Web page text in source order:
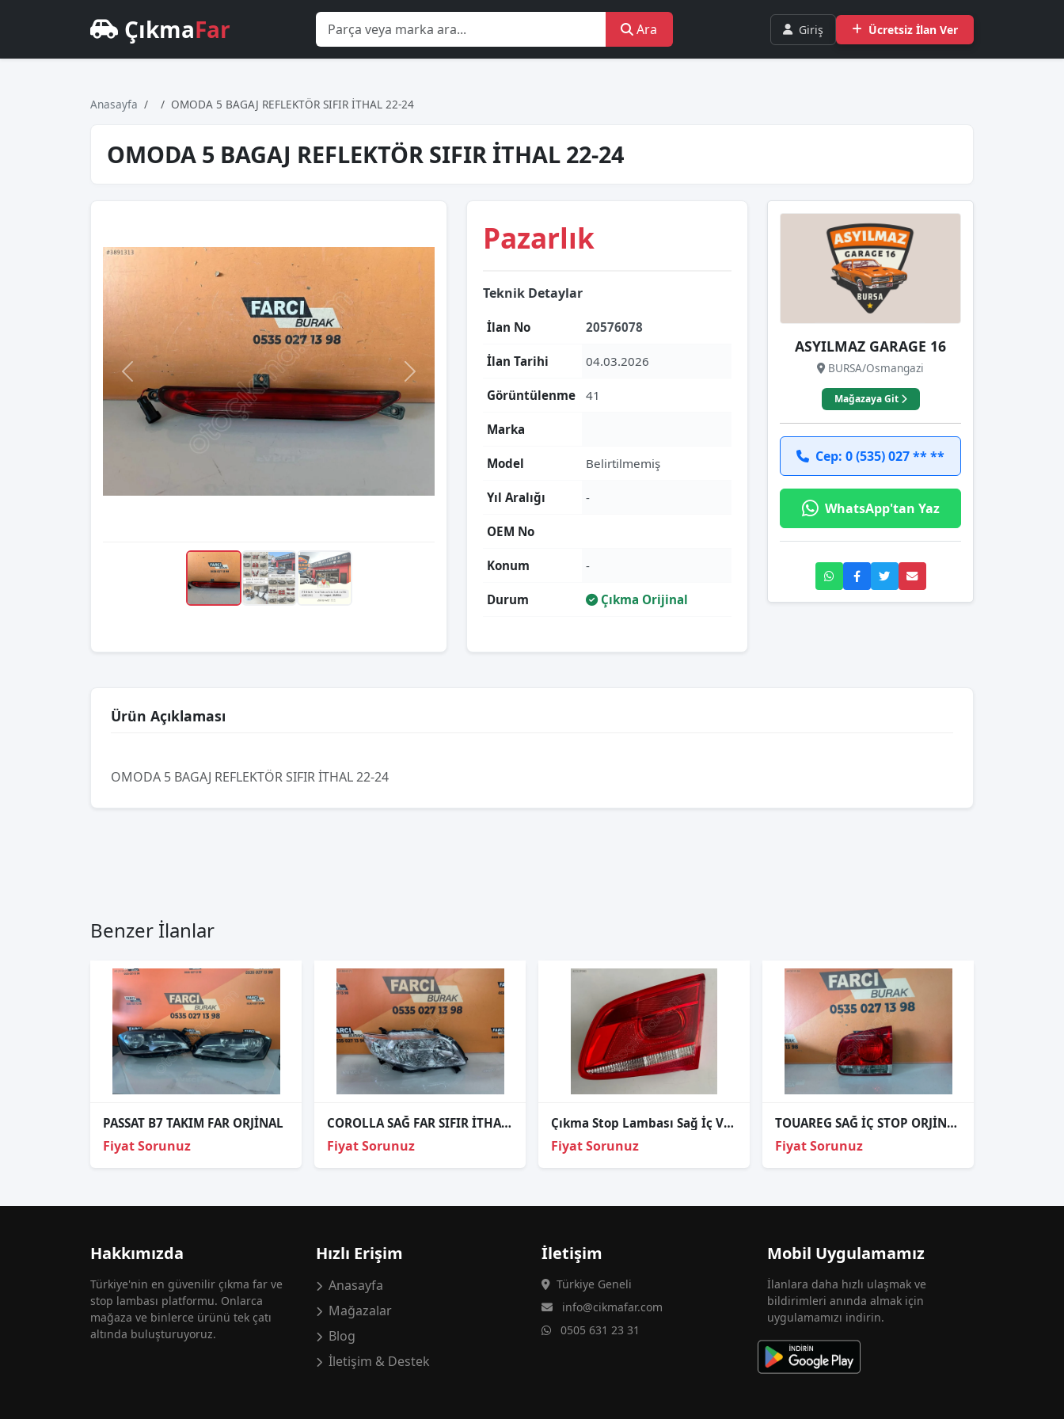
ÇıkmaFar Ara Giriş Ücretsiz İlan Ver
Anasayfa OMODA 5 BAGAJ REFLEKTÖR SIFIR İTHAL 22-24
OMODA 5 BAGAJ REFLEKTÖR SIFIR İTHAL 22-24
Pazarlık
Teknik Detaylar
İlan No 20576078
İlan Tarihi 04.03.2026
Görüntülenme 41
Marka
Model Belirtilmemiş
Yıl Aralığı -
OEM No
Konum -
Durum Çıkma Orijinal
ASYILMAZ GARAGE 16
BURSA/Osmangazi
Mağazaya Git
Cep: 0 (535) 027 ** **
WhatsApp'tan Yaz
Ürün Açıklaması
OMODA 5 BAGAJ REFLEKTÖR SIFIR İTHAL 22-24
Benzer İlanlar
PASSAT B7 TAKIM FAR ORJİNAL
Fiyat Sorunuz
COROLLA SAĞ FAR SIFIR İTHAL 08-12
Fiyat Sorunuz
Çıkma Stop Lambası Sağ İç VW Passat B7 3AE945094K
Fiyat Sorunuz
TOUAREG SAĞ İÇ STOP ORJİNAL 2003-2006 1
Fiyat Sorunuz
Hakkımızda
Türkiye'nin en güvenilir çıkma far ve
stop lambası platformu. Onlarca
mağaza ve binlerce ürünü tek çatı
altında buluşturuyoruz.
Hızlı Erişim
Anasayfa
Mağazalar
Blog
İletişim & Destek
İletişim
Türkiye Geneli
info@cikmafar.com
0505 631 23 31
Mobil Uygulamamız
İlanlara daha hızlı ulaşmak ve
bildirimleri anında almak için
uygulamamızı indirin.